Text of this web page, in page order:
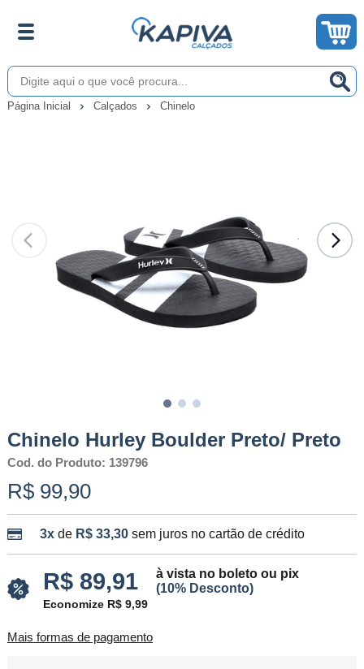
Página Inicial Calçados Chinelo
Chinelo Hurley Boulder Preto/ Preto
Cod. do Produto: 139796
R$ 99,90
3xde R$ 33,30 sem juros no cartão de crédito
R$ 89,91
à vista no boleto ou pix
(10% Desconto)
Economize R$ 9,99
Mais formas de pagamento